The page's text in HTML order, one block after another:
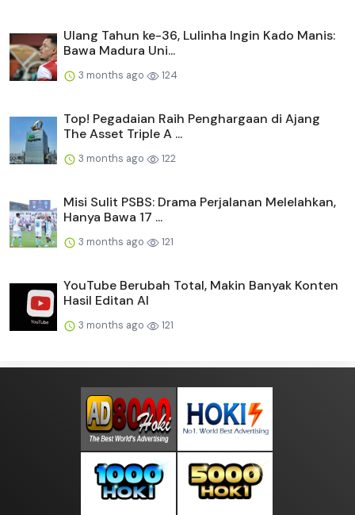
Ulang Tahun ke-36, Lulinha Ingin Kado Manis:
Bawa Madura Uni...
3 months ago 124
Top! Pegadaian Raih Penghargaan di Ajang
The Asset Triple A ...
3 months ago 122
Misi Sulit PSBS: Drama Perjalanan Melelahkan,
Hanya Bawa 17 ...
3 months ago 121
YouTube Berubah Total, Makin Banyak Konten
Hasil Editan AI
3 months ago 121